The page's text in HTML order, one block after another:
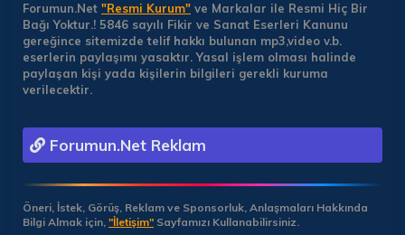
Forumun.Net "Resmi Kurum" ve Markalar ile Resmi Hiç Bir
Bağı Yoktur.! 5846 sayılı Fikir ve Sanat Eserleri Kanunu
gereğince sitemizde telif hakkı bulunan mp3,video v.b.
eserlerin paylaşımı yasaktır. Yasal işlem olması halinde
paylaşan kişi yada kişilerin bilgileri gerekli kuruma
verilecektir.
Forumun.Net Reklam
Öneri, İstek, Görüş, Reklam ve Sponsorluk, Anlaşmaları Hakkında
Bilgi Almak için, "İletişim" Sayfamızı Kullanabilirsiniz.